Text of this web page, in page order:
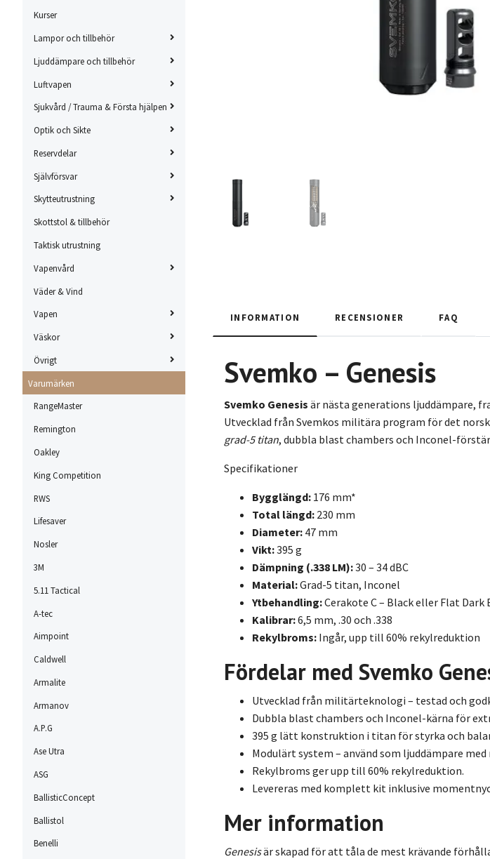
Kurser
Lampor och tillbehör
Ljuddämpare och tillbehör
Luftvapen
Sjukvård / Trauma & Första hjälpen
Optik och Sikte
Reservdelar
Självförsvar
Skytteutrustning
Skottstol & tillbehör
Taktisk utrustning
Vapenvård
Väder & Vind
Vapen
Väskor
Övrigt
Varumärken
RangeMaster
Remington
Oakley
King Competition
RWS
Lifesaver
Nosler
3M
5.11 Tactical
A-tec
Aimpoint
Caldwell
Armalite
Armanov
A.P.G
Ase Utra
ASG
BallisticConcept
Ballistol
Benelli
INFORMATION RECENSIONER FAQ
Svemko – Genesis
Svemko Genesis är nästa generations ljuddämpare,
Utvecklad från Svemkos militära program för det
grad-5 titan, dubbla blast chambers och Inconel-
Specifikationer
Bygglängd: 176 mm*
Total längd: 230 mm
Diameter: 47 mm
Vikt:395 g
Dämpning (.338 LM):30 – 34 dBC
Material:Grad-5 titan, Inconel
Ytbehandling:Cerakote C – Black eller Flat Dark
Kalibrar:6,5 mm, .30 och .338
Rekylbroms: Ingår, upp till 60% rekylreduktion
Fördelar med Svemko
Utvecklad från militärteknologi – testad och
Dubbla blast chambers och Inconel-kärna för
395 g lätt konstruktion i titan för styrka och
Modulärt system – använd som ljuddämpare
Rekylbroms ger upp till 60% rekylreduktion.
Levereras med komplett kit inklusive
Mer information
Genesisär skapad för att tåla de mest krävande